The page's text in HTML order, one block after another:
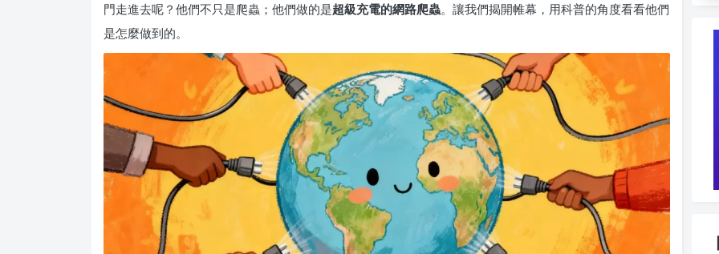
門走進去呢？他們不只是爬蟲；他們做的是超級充電的網路爬蟲。讓我們揭開帷幕，用科普的角度看看他們
是怎麼做到的。